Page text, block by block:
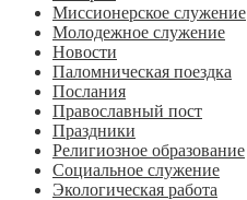
Миссионерское служение
Молодежное служение
Новости
Паломническая поездка
Послания
Православный пост
Праздники
Религиозное образование
Социальное служение
Экологическая работа